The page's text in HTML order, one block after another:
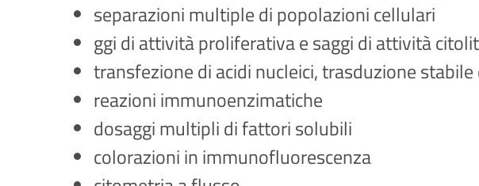
separazioni multiple di popolazioni cellulari
ggi di attività proliferativa e saggi di attività
transfezione di acidi nucleici, trasduzione
reazioni immunoenzimatiche
dosaggi multipli di fattori solubili
colorazioni in immunofluorescenza